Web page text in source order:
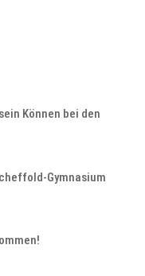
Können bei den
Gymnasium